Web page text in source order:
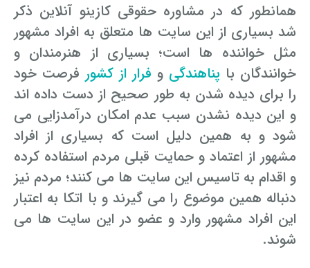
همانطور که در مشاوره حقوقی کازینو آنلاین ذکر
شد بسیاری از این سایت ها متعلق به افراد مشهور
مثل خواننده ها است؛ بسیاری از هنرمندان و
خوانندگان با پناهندگی و فرار از کشور فرصت خود
را برای دیده شدن به طور صحیح از دست داده اند
و این دیده نشدن سبب عدم امکان درآمدزایی می
شود و به همین دلیل است که بسیاری از افراد
مشهور از اعتماد و حمایت قبلی مردم استفاده کرده
و اقدام به تاسیس این سایت ها می کنند؛ مردم نیز
دنباله همین موضوع را می گیرند و با اتکا به اعتبار
این افراد مشهور وارد و عضو در این سایت ها می
شوند.